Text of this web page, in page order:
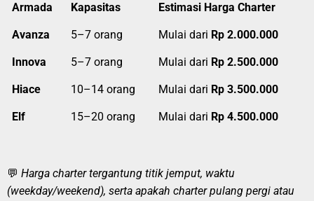
Armada Kapasitas Estimasi Harga Charter
Avanza 5–7 orang Mulai dari Rp 2.000.000
Innova 5–7 orang Mulai dari Rp 2.500.000
Hiace 10–14 orang Mulai dari Rp 3.500.000
Elf 15–20 orang Mulai dari Rp 4.500.000
💬 Harga charter tergantung titik jemput, waktu
(weekday/weekend), serta apakah charter pulang pergi atau